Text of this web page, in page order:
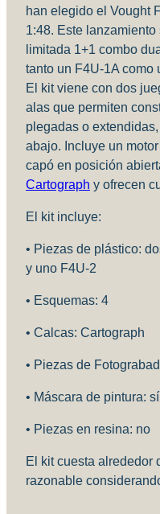
han elegido el Vought
1:48. Este
limitada 1+1 combo
tanto un F4U-1A como
El kit viene con dos
alas que permiten
plegadas o
abajo. Incluye un
capó en posición
Cartograph y ofrecen
El kit incluye:
• Piezas de plástico:
y uno F4U-2
• Esquemas: 4
• Calcas: Cartograph
• Piezas de
• Máscara de pintura:
• Piezas en resina: no
El kit cuesta alrededor
razonable